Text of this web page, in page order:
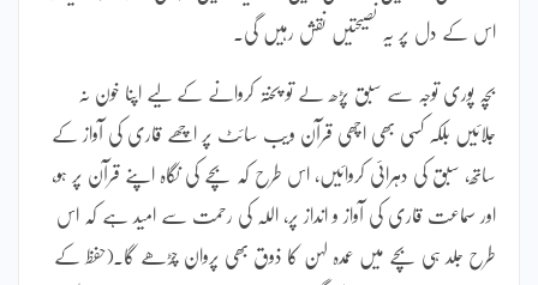
اس کے دل پر یہ نصیحتیں نقش رہیں گی۔
بچہ پوری توجہ سے سبق پڑھ لے تو پختہ کروانے کے لیے اپنا خون نہ
جلائیں بلکہ کسی بھی اچھی قرآن ویب سائٹ پر اچھے قاری کی آواز کے
ساتھ، سبق کی دہرائی کروائیں، اس طرح کہ بچے کی نگاہ اپنے قرآن پر ہو،
اور سماعت قاری کی آواز و انداز پر، اللہ کی رحمت سے امید ہے کہ اس
طرح جلد ہی بچے میں عمدہ لہن کا ذوق بھی پروان چڑھے گا۔(حفظ کے